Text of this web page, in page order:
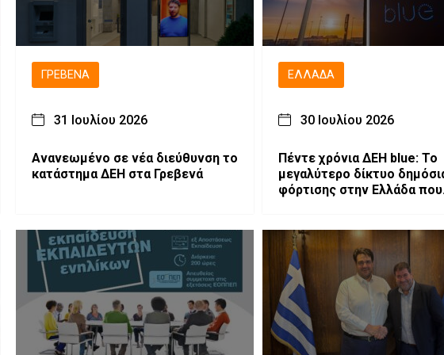
ΓΡΕΒΕΝΆ
31 Ιουλίου 2026
Ανανεωμένο σε νέα διεύθυνση το
κατάστημα ΔΕΗ στα Γρεβενά
ΕΛΛΆΔΑ
30 Ιουλίου 2026
Πέντε χρόνια ΔΕΗ blue: Το
μεγαλύτερο δίκτυο
φόρτισης στην Ελλάδα που